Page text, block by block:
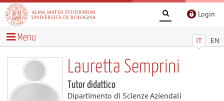
Login
IT EN
Menu
Lauretta Semprini
Tutor didattico
Dipartimento di Scienze Aziendali